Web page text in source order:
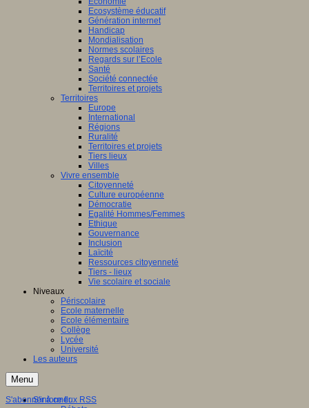
Ecosystème éducatif
Génération internet
Handicap
Mondialisation
Normes scolaires
Regards sur l’Ecole
Santé
Société connectée
Territoires et projets
Territoires
Europe
International
Régions
Ruralité
Territoires et projets
Tiers lieux
Villes
Vivre ensemble
Citoyenneté
Culture européenne
Démocratie
Egalité Hommes/Femmes
Ethique
Gouvernance
Inclusion
Laïcité
Ressources citoyenneté
Tiers - lieux
Vie scolaire et sociale
Niveaux
Périscolaire
Ecole maternelle
Ecole élémentaire
Collège
Lycée
Université
Les auteurs
Menu
S'informer
S'abonner à ce flux RSS